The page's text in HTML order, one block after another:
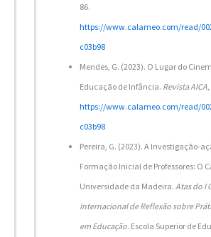
86.
https://www.calameo.com/read/
c03b98
Mendes, G. (2023). O Lugar do
Educação de Infância. Revista AICA,
https://www.calameo.com/read/
c03b98
Pereira, G. (2023). A Investigação-
Formação Inicial de Professores: O
Universidade da Madeira. Atas do I
Internacional de Reflexão sobre
em Educação. Escola Superior de